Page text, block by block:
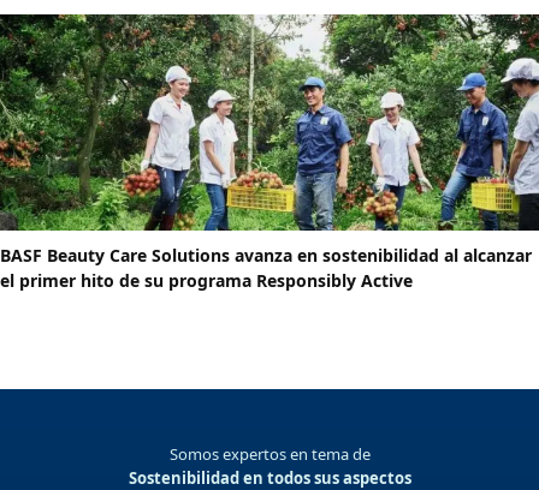
BASF Beauty Care Solutions avanza en sostenibilidad al alcanzar
el primer hito de su programa Responsibly Active
Somos expertos en tema de
Sostenibilidad en todos sus aspectos